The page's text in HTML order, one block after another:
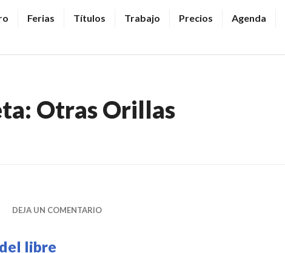
Ferias Títulos Trabajo Precios Agenda
Otras Orillas
DEJA UN COMENTARIO
libre